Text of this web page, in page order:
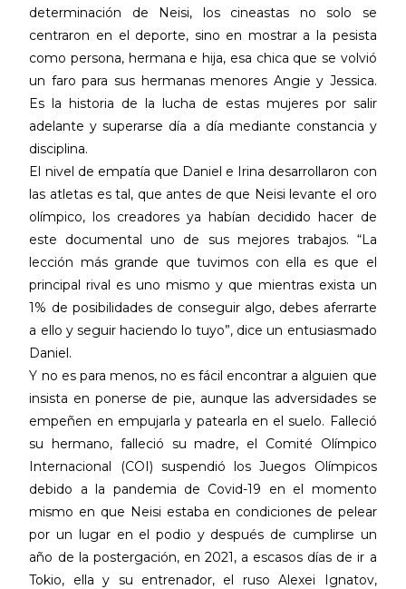
determinación de Neisi, los cineastas no solo se
centraron en el deporte, sino en mostrar a la pesista
como persona, hermana e hija, esa chica que se volvió
un faro para sus hermanas menores Angie y Jessica.
Es la historia de la lucha de estas mujeres por salir
adelante y superarse día a día mediante constancia y
disciplina.
El nivel de empatía que Daniel e Irina desarrollaron con
las atletas es tal, que antes de que Neisi levante el oro
olímpico, los creadores ya habían decidido hacer de
este documental uno de sus mejores trabajos. “La
lección más grande que tuvimos con ella es que el
principal rival es uno mismo y que mientras exista un
1% de posibilidades de conseguir algo, debes aferrarte
a ello y seguir haciendo lo tuyo”, dice un entusiasmado
Daniel.
Y no es para menos, no es fácil encontrar a alguien que
insista en ponerse de pie, aunque las adversidades se
empeñen en empujarla y patearla en el suelo. Falleció
su hermano, falleció su madre, el Comité Olímpico
Internacional (COI) suspendió los Juegos Olímpicos
debido a la pandemia de Covid-19 en el momento
mismo en que Neisi estaba en condiciones de pelear
por un lugar en el podio y después de cumplirse un
año de la postergación, en 2021, a escasos días de ir a
Tokio, ella y su entrenador, el ruso Alexei Ignatov,